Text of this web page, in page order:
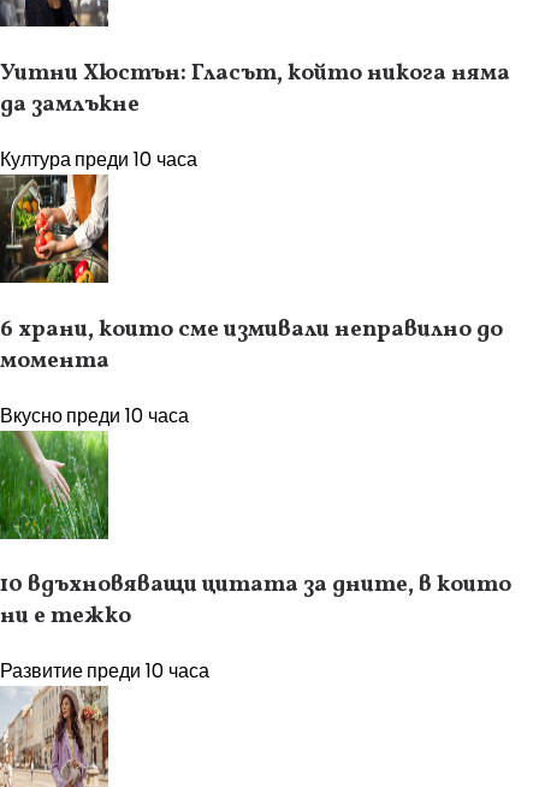
Уитни Хюстън: Гласът, който никога няма
да замлъкне
Културапреди 10 часа
6 храни, които сме измивали неправилно до
момента
Вкуснопреди 10 часа
10 вдъхновяващи цитата за дните, в които
ни е тежко
Развитиепреди 10 часа